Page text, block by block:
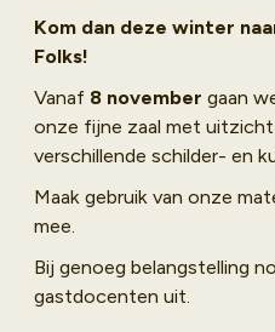
Kom dan deze winter
Folks!
Vanaf 8 november gaan
onze fijne zaal met
verschillende schilder- en
Maak gebruik van onze
mee.
Bij genoeg belangstelling
gastdocenten uit.